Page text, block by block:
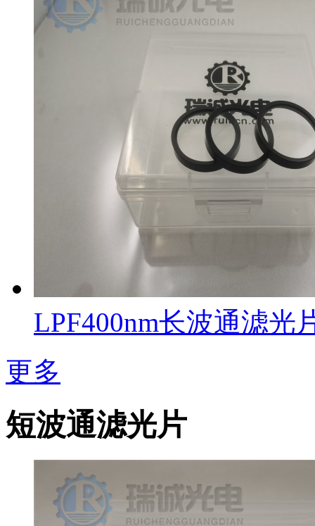
LPF400nm长波通滤光
更多
短波通滤光片